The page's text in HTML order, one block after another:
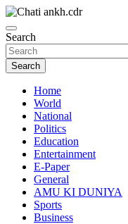
Skip
to
content
Chatiankh
News Paper
Search
Search
Home
World
National
Politics
Education
Entertainment
E-Paper
General
AMU KI DUNIYA
Sports
Business